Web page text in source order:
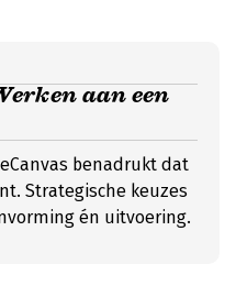
aan een
benadrukt dat
Strategische keuzes
én uitvoering.